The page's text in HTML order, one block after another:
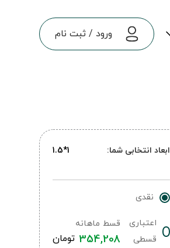
ورود / ثبت نام
ابعاد انتخابی شما: 1*1.5
نقدی
اعتباری
قسطی
قسط ماهانه
354,208 تومان